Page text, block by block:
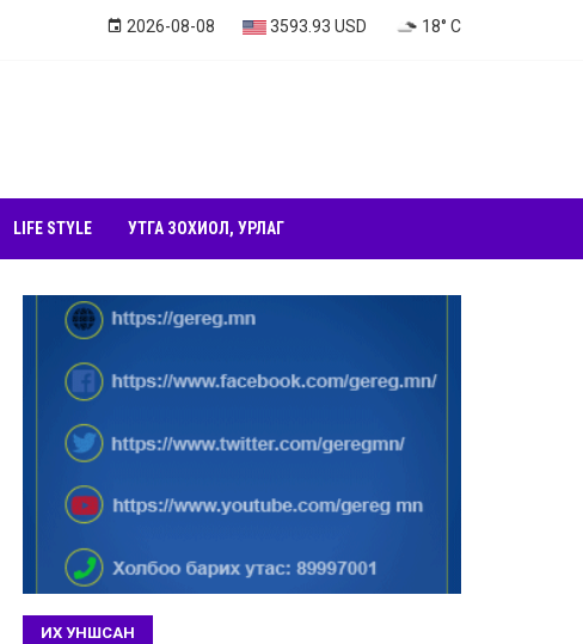
2026-08-08 3593.93 USD 18° C
LIFE STYLE УТГА ЗОХИОЛ, УРЛАГ
ИХ УНШСАН